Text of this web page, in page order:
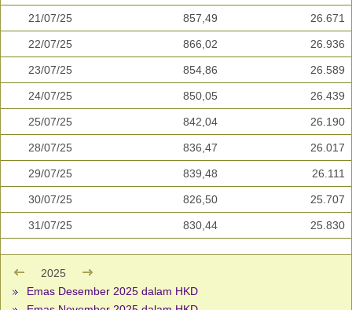
21/07/25 857,49 26.671
22/07/25 866,02 26.936
23/07/25 854,86 26.589
24/07/25 850,05 26.439
25/07/25 842,04 26.190
28/07/25 836,47 26.017
29/07/25 839,48 26.111
30/07/25 826,50 25.707
31/07/25 830,44 25.830
2025
Emas Desember 2025 dalam HKD